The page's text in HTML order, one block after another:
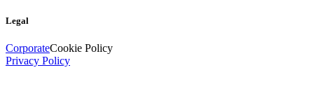
Legal
CorporateCookie Policy
Privacy Policy